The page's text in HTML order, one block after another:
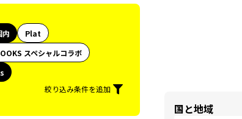
Plat
スペシャルコラボ
絞り込み条件を追加
国と地域